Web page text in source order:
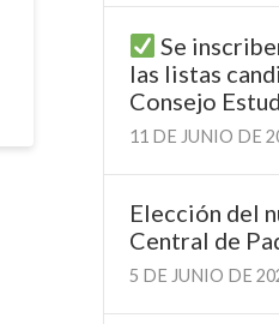
Se
las listas
Consejo
11 DE JUNIO DE
Elección del
Central de
5 DE JUNIO DE